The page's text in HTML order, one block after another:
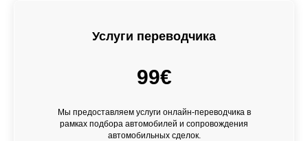
Услуги переводчика
99€
Мы предоставляем услуги онлайн-переводчика в
рамках подбора автомобилей и сопровождения
автомобильных сделок.